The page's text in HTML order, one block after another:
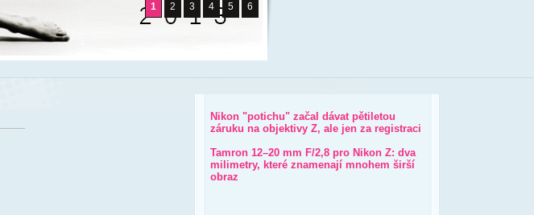
1 2 3 4 5 6
Nikon "potichu" začal dávat pětiletou
záruku na objektivy Z, ale jen za registraci
Tamron 12–20 mm F/2,8 pro Nikon Z: dva
milimetry, které znamenají mnohem širší
obraz